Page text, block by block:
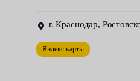
поэтапно:
внешний осмотр —
г. Краснодар,
Яндекс карты